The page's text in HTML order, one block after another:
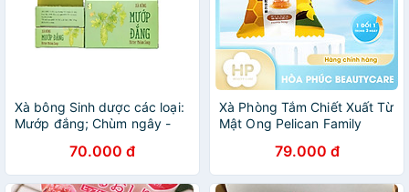
Xà bông Sinh dược các loại:
Mướp đắng; Chùm ngây -
70.000 đ
Xà Phòng Tắm Chiết Xuất Từ
Mật Ong Pelican Family
79.000 đ